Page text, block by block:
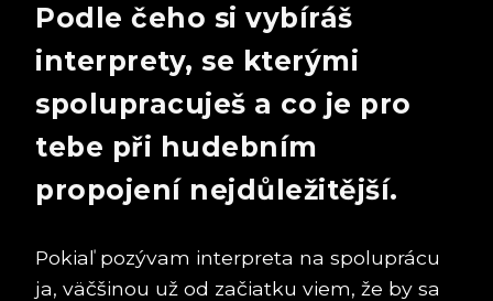
Podle čeho si vybíráš
interprety, se kterými
spolupracuješ a co je pro
tebe při hudebním
propojení nejdůležitější.
Pokiaľ pozývam interpreta na spoluprácu
ja, väčšinou už od začiatku viem, že by sa